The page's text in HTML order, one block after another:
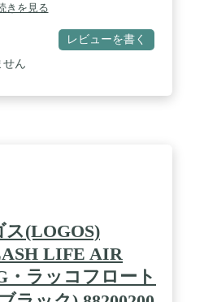
きを見る
レビューを書く
せん
ス(LOGOS)
LIFE AIR
・ラッコフロート